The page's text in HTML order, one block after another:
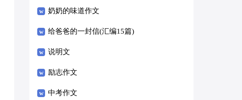
奶奶的味道作文
给爸爸的一封信(汇编15篇)
说明文
励志作文
中考作文